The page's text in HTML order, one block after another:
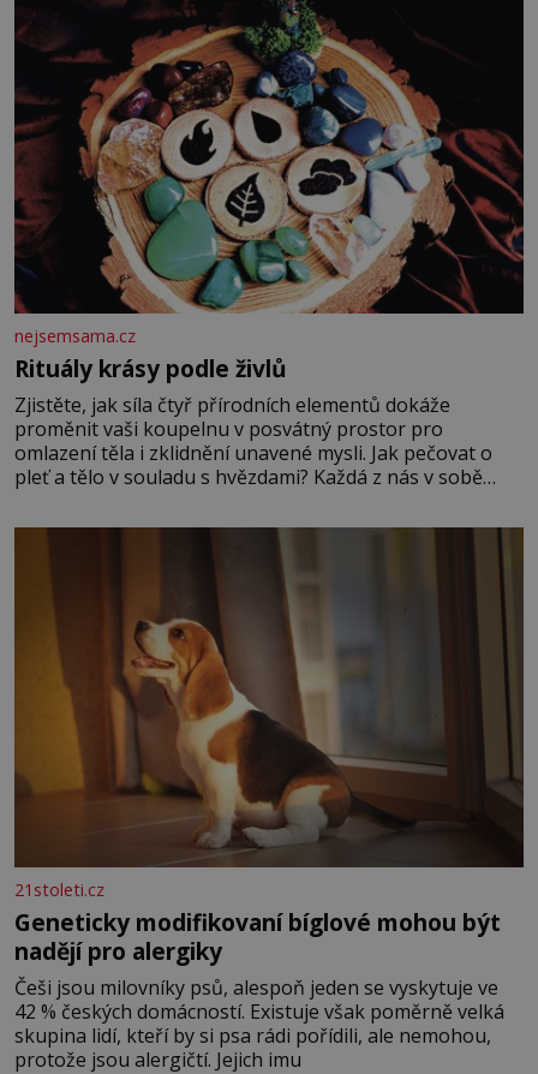
nejsemsama.cz
Rituály krásy podle živlů
Zjistěte, jak síla čtyř přírodních elementů dokáže
proměnit vaši koupelnu v posvátný prostor pro
omlazení těla i zklidnění unavené mysli. Jak pečovat o
pleť a tělo v souladu s hvězdami? Každá z nás v sobě
povaze, ale i v potřebách naší pokožky. Ohnivá znamení
Ženy narozené ve znamení Berana, Lva a Střelce v sobě
nesou žár, odvahu a neutuchající elán. Vaše
21stoleti.cz
Geneticky modifikovaní bíglové mohou být
nadějí pro alergiky
Češi jsou milovníky psů, alespoň jeden se vyskytuje ve
42 % českých domácností. Existuje však poměrně velká
skupina lidí, kteří by si psa rádi pořídili, ale nemohou,
protože jsou alergičtí. Jejich imu